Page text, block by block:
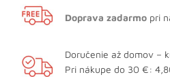
Doprava zadarmo pri
Doručenie až domov –
Pri nákupe do 30 €: